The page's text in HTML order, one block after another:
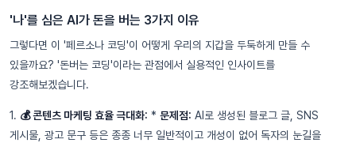
'나'를 심은 AI가 돈을 버는 3가지 이유
그렇다면 이 '페르소나 코딩'이 어떻게 우리의 지갑을 두둑하게 만들 수
있을까요? '돈버는 코딩'이라는 관점에서 실용적인 인사이트를
강조해보겠습니다.
1. 💰 콘텐츠 마케팅 효율 극대화: * 문제점: AI로 생성된 블로그 글, SNS
게시물, 광고 문구 등은 종종 너무 일반적이고 개성이 없어 독자의 눈길을